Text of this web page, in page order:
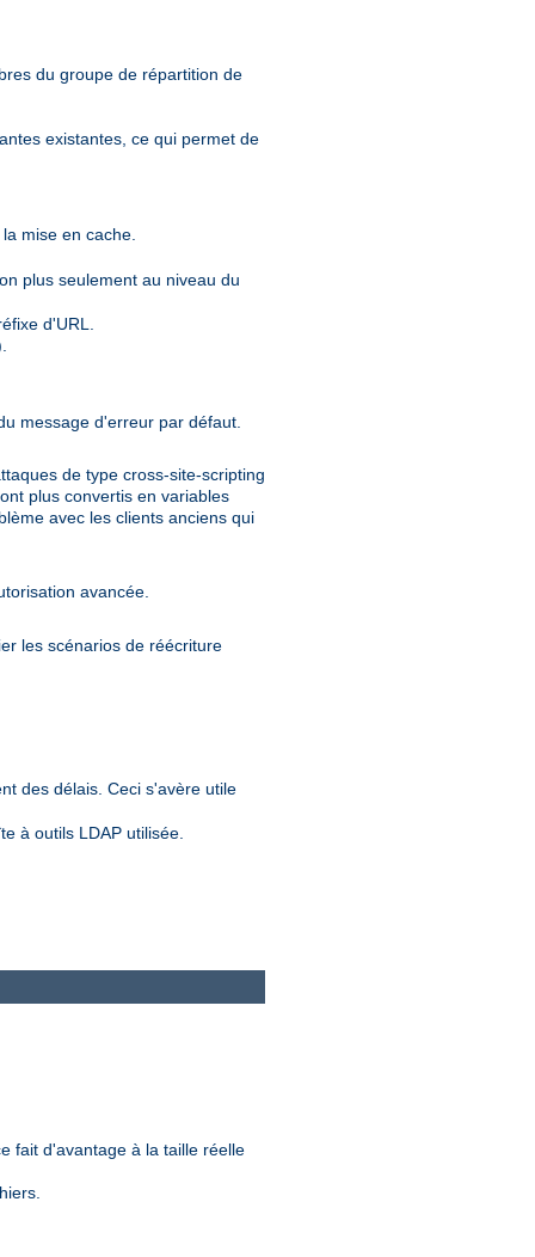
du groupe de répartition de
existantes, ce qui permet de
mise en cache.
plus seulement au niveau du
d'URL.
message d'erreur par défaut.
de type cross-site-scripting
plus convertis en variables
avec les clients anciens qui
avancée.
les scénarios de réécriture
des délais. Ceci s'avère utile
à outils LDAP utilisée.
fait d'avantage à la taille réelle